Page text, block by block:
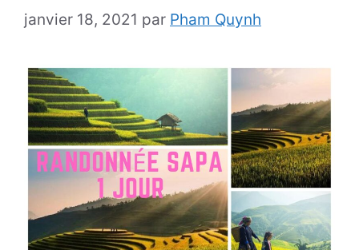
janvier 18, 2021 par Pham Quynh